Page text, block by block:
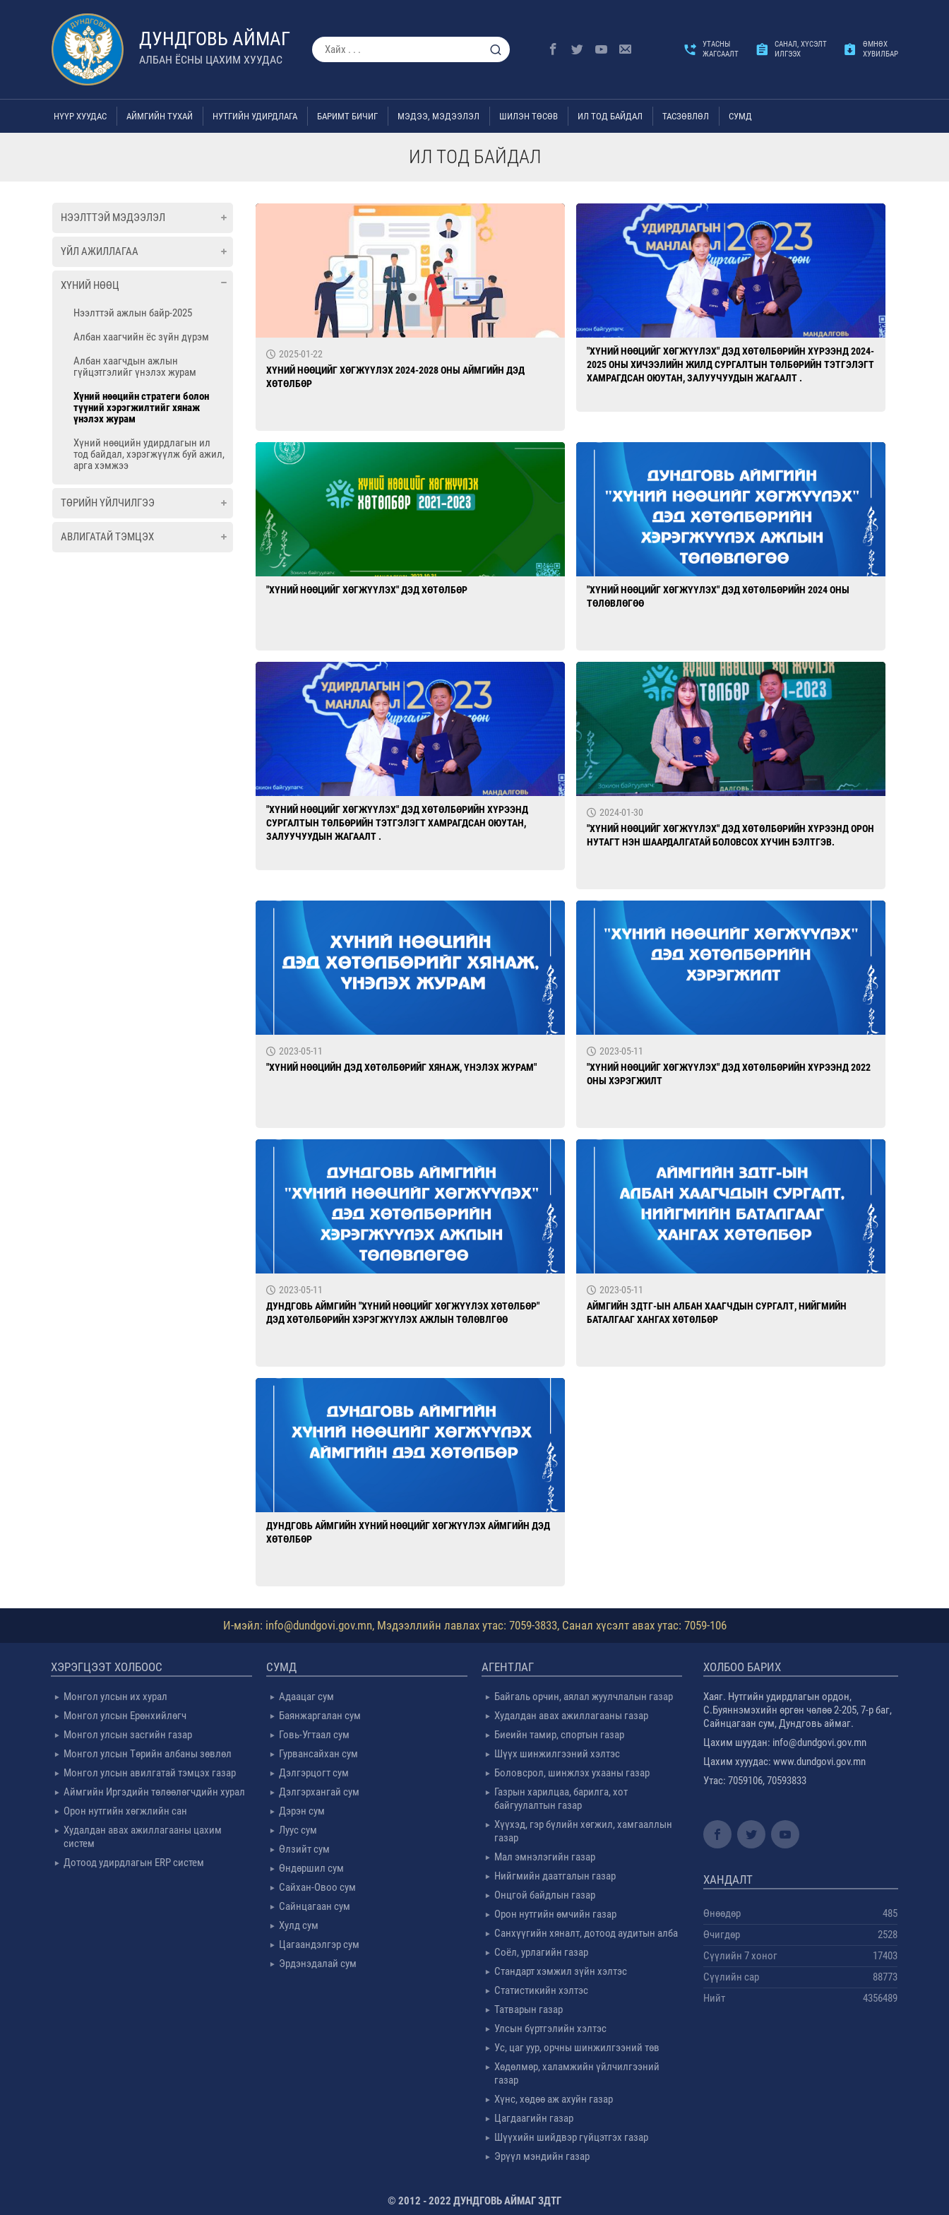
ДУНДГОВЬ АЙМАГ
АЛБАН ЁСНЫ ЦАХИМ ХУУДАС
УТАСНЫ
ЖАГСААЛТ
САНАЛ, ХҮСЭЛТ
ИЛГЭЭХ
ӨМНӨХ
ХУВИЛБАР
НҮҮР ХУУДАС АЙМГИЙН ТУХАЙ НУТГИЙН УДИРДЛАГА БАРИМТ БИЧИГ МЭДЭЭ, МЭДЭЭЛЭЛ ШИЛЭН ТӨСӨВ ИЛ ТОД БАЙДАЛ ТАСЗӨВЛӨЛ СУМД
ИЛ ТОД БАЙДАЛ
НЭЭЛТТЭЙ МЭДЭЭЛЭЛ
ҮЙЛ АЖИЛЛАГАА
ХҮНИЙ НӨӨЦ
Нээлттэй ажлын байр-2025
Албан хаагчийн ёс зүйн дүрэм
Албан хаагчдын ажлын
гүйцэтгэлийг үнэлэх журам
Хүний нөөцийн стратеги болон
түүний хэрэгжилтийг хянаж
үнэлэх журам
Хүний нөөцийн удирдлагын ил
тод байдал, хэрэгжүүлж буй ажил,
арга хэмжээ
ТӨРИЙН ҮЙЛЧИЛГЭЭ
АВЛИГАТАЙ ТЭМЦЭХ
2025-01-22
ХҮНИЙ НӨӨЦИЙГ ХӨГЖҮҮЛЭХ 2024-2028 ОНЫ АЙМГИЙН ДЭД
ХӨТӨЛБӨР
"ХҮНИЙ НӨӨЦИЙГ ХӨГЖҮҮЛЭХ" ДЭД ХӨТӨЛБӨРИЙН ХҮРЭЭНД 2024-
2025 ОНЫ ХИЧЭЭЛИЙН ЖИЛД СУРГАЛТЫН ТӨЛБӨРИЙН ТЭТГЭЛЭГТ
ХАМРАГДСАН ОЮУТАН, ЗАЛУУЧУУДЫН ЖАГААЛТ .
"ХҮНИЙ НӨӨЦИЙГ ХӨГЖҮҮЛЭХ" ДЭД ХӨТӨЛБӨР
"ХҮНИЙ НӨӨЦИЙГ ХӨГЖҮҮЛЭХ" ДЭД ХӨТӨЛБӨРИЙН 2024 ОНЫ
ТӨЛӨВЛӨГӨӨ
"ХҮНИЙ НӨӨЦИЙГ ХӨГЖҮҮЛЭХ" ДЭД ХӨТӨЛБӨРИЙН ХҮРЭЭНД
СУРГАЛТЫН ТӨЛБӨРИЙН ТЭТГЭЛЭГТ ХАМРАГДСАН ОЮУТАН,
ЗАЛУУЧУУДЫН ЖАГААЛТ .
2024-01-30
"ХҮНИЙ НӨӨЦИЙГ ХӨГЖҮҮЛЭХ" ДЭД ХӨТӨЛБӨРИЙН ХҮРЭЭНД ОРОН
НУТАГТ НЭН ШААРДАЛГАТАЙ БОЛОВСОХ ХҮЧИН БЭЛТГЭВ.
2023-05-11
"ХҮНИЙ НӨӨЦИЙН ДЭД ХӨТӨЛБӨРИЙГ ХЯНАЖ, ҮНЭЛЭХ ЖУРАМ"
2023-05-11
"ХҮНИЙ НӨӨЦИЙГ ХӨГЖҮҮЛЭХ" ДЭД ХӨТӨЛБӨРИЙН ХҮРЭЭНД 2022
ОНЫ ХЭРЭГЖИЛТ
2023-05-11
ДУНДГОВЬ АЙМГИЙН "ХҮНИЙ НӨӨЦИЙГ ХӨГЖҮҮЛЭХ ХӨТӨЛБӨР"
ДЭД ХӨТӨЛБӨРИЙН ХЭРЭГЖҮҮЛЭХ АЖЛЫН ТӨЛӨВЛГӨӨ
2023-05-11
АЙМГИЙН ЗДТГ-ЫН АЛБАН ХААГЧДЫН СУРГАЛТ, НИЙГМИЙН
БАТАЛГААГ ХАНГАХ ХӨТӨЛБӨР
ДУНДГОВЬ АЙМГИЙН ХҮНИЙ НӨӨЦИЙГ ХӨГЖҮҮЛЭХ АЙМГИЙН ДЭД
ХӨТӨЛБӨР
И-мэйл: info@dundgovi.gov.mn, Мэдээллийн лавлах утас: 7059-3833, Санал хүсэлт авах утас: 7059-106
ХЭРЭГЦЭЭТ ХОЛБООС
Монгол улсын их хурал
Монгол улсын Ерөнхийлөгч
Монгол улсын засгийн газар
Монгол улсын Төрийн албаны зөвлөл
Монгол улсын авилгатай тэмцэх газар
Аймгийн Иргэдийн төлөөлөгчдийн хурал
Орон нутгийн хөгжлийн сан
Худалдан авах ажиллагааны цахим
систем
Дотоод удирдлагын ERP систем
СУМД
Адаацаг сум
Баянжаргалан сум
Говь-Угтаал сум
Гурвансайхан сум
Дэлгэрцогт сум
Дэлгэрхангай сум
Дэрэн сум
Луус сум
Өлзийт сум
Өндөршил сум
Сайхан-Овоо сум
Сайнцагаан сум
Хулд сум
Цагаандэлгэр сум
Эрдэнэдалай сум
АГЕНТЛАГ
Байгаль орчин, аялал жуулчлалын газар
Худалдан авах ажиллагааны газар
Биеийн тамир, спортын газар
Шүүх шинжилгээний хэлтэс
Боловсрол, шинжлэх ухааны газар
Газрын харилцаа, барилга, хот
байгуулалтын газар
Хүүхэд, гэр бүлийн хөгжил, хамгааллын
газар
Мал эмнэлэгийн газар
Нийгмийн даатгалын газар
Онцгой байдлын газар
Орон нутгийн өмчийн газар
Санхүүгийн хяналт, дотоод аудитын алба
Соёл, урлагийн газар
Стандарт хэмжил зүйн хэлтэс
Статистикийн хэлтэс
Татварын газар
Улсын бүртгэлийн хэлтэс
Ус, цаг уур, орчны шинжилгээний төв
Хөдөлмөр, халамжийн үйлчилгээний
газар
Хүнс, хөдөө аж ахуйн газар
Цагдаагийн газар
Шүүхийн шийдвэр гүйцэтгэх газар
Эрүүл мэндийн газар
ХОЛБОО БАРИХ
Хаяг. Нутгийн удирдлагын ордон,
С.Буяннэмэхийн өргөн чөлөө 2-205, 7-р баг,
Сайнцагаан сум, Дундговь аймаг.
Цахим шуудан: info@dundgovi.gov.mn
Цахим хууудас: www.dundgovi.gov.mn
Утас: 7059106, 70593833
ХАНДАЛТ
Өнөөдөр
485
Өчигдөр
2528
Сүүлийн 7 хоног
17403
Сүүлийн сар
88773
Нийт
4356489
© 2012 - 2022 ДУНДГОВЬ АЙМАГ ЗДТГ